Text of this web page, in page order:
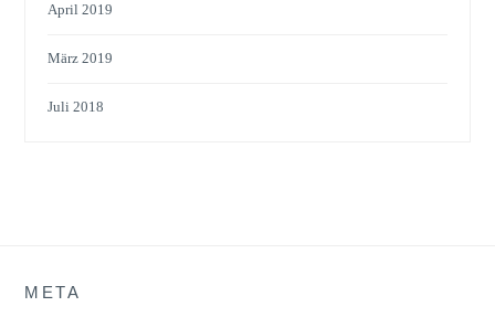
April 2019
März 2019
Juli 2018
META